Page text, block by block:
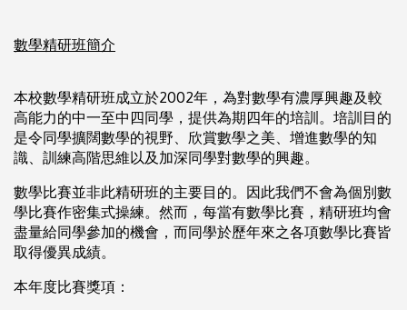
數學精研班簡介
本校數學精研班成立於2002年，為對數學有濃厚興趣及較
高能力的中一至中四同學，提供為期四年的培訓。培訓目的
是令同學擴闊數學的視野、欣賞數學之美、增進數學的知
識、訓練高階思維以及加深同學對數學的興趣。
數學比賽並非此精研班的主要目的。因此我們不會為個別數
學比賽作密集式操練。然而，每當有數學比賽，精研班均會
盡量給同學參加的機會，而同學於歷年來之各項數學比賽皆
取得優異成績。
本年度比賽獎項：